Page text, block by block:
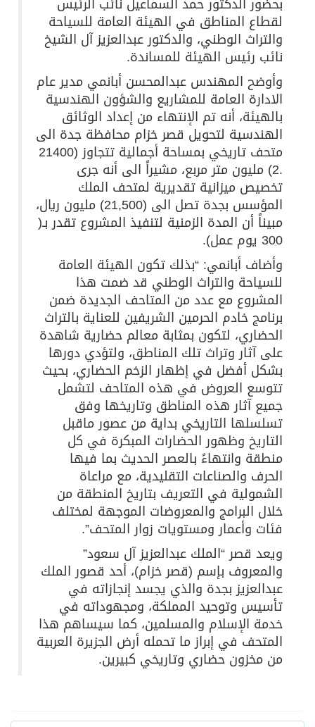
لقطاع المناطق في الهيئة العامة للسياحة
والتراث الوطني، والدكتور عبدالعزيز آل الشيخ
نائب رئيس الهيئة للمساندة.
وأوضح المهندس عبدالمحسن أبانمي مدير عام
الادارة العامة للمشاريع والشؤون الهندسية
بالهيئة، أنه تم الإنتهاء من إعداد الوثائق
الهندسية لتحويل قصر خزام محافظة جدة الى
متحف تاريخي بمساحة أجمالية تتجاوز (21400
.2) مليون متر مربع، مشيراً الى أنه جرى
تخصيص ميزانية تقديرية لمتحف الملك
المؤسس بجدة تصل الى (21,500) مليون ريال،
مبيناً أن المدة الزمنية لتنفيذ المشروع تقدر بـ(
300 يوم عمل).
وأضاف أبانمي: “بذلك تكون الهيئة العامة
للسياحة والتراث الوطني قد ضمت هذا
المشروع مع عدد من المتاحف الجديدة ضمن
برنامج خادم الحرمين الشريفين للعناية بالتراث
الحضاري، لتكون بمثابة معالم حضارية شاهدة
على آثار وتراث تلك المناطق، ولتؤدي دورها
بشكل أفضل في إظهار الزخم الحضاري، بحيث
تتوسع العروض في هذه المتاحف لتشمل
جميع آثار هذه المناطق وتاريخها وفق
تسلسلها التاريخي بداية من عصور ماقبل
التاريخ وظهور الحضارات المبكرة في كل
منطقة وانتهاءً بالعصر الحديث بما فيها
الحرف والصناعات التقليدية، مع مراعاة
الشمولية في التعريف بتاريخ المنطقة من
خلال البرامج والمعروضات الموجهة لمختلف
فئات وأعمار ومستويات زوار المتحف”.
ويعد قصر “الملك عبدالعزيز آل سعود”
والمعروف بإسم (قصر خزام)، أحد قصور الملك
عبدالعزيز بجدة والذي يجسد إنجازاته في
تأسيس وتوحيد المملكة، ومجهوداته في
خدمة الإسلام والمسلمين، كما سيساهم هذا
المتحف في إبراز ما تحمله أرض الجزيرة العربية
من مخزون حضاري وتاريخي كبيرين.